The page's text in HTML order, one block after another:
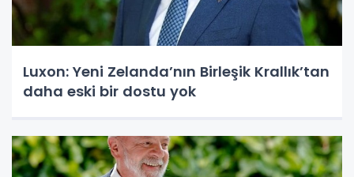
Luxon: Yeni Zelanda’nın Birleşik Krallık’tan
daha eski bir dostu yok